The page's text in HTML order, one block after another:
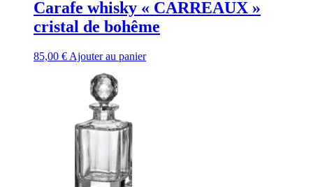
Carafe whisky « CARREAUX »
cristal de bohême
85,00 € Ajouter au panier